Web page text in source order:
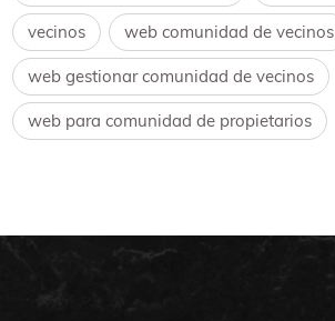
vecinos web comunidad de vecinos
web gestionar comunidad de vecinos
web para comunidad de propietarios